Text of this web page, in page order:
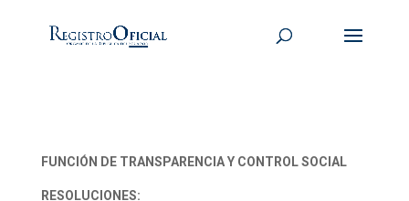
FUNCIÓN DE TRANSPARENCIA Y CONTROL SOCIAL
RESOLUCIONES: